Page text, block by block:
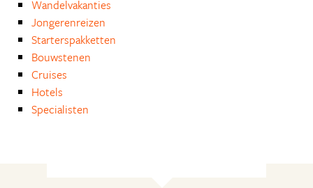
Wandelvakanties
Jongerenreizen
Starterspakketten
Bouwstenen
Cruises
Hotels
Specialisten